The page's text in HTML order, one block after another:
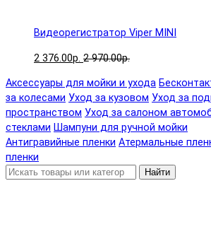
Видеорегистратор Viper MINI
2 376.00р. 2 970.00р.
Аксессуары для мойки и ухода
за колесами Уход за кузовом Уход за
пространством Уход за салоном
стеклами Шампуни для ручной мойки
Антигравийные пленки Атермальные
пленки
Найти